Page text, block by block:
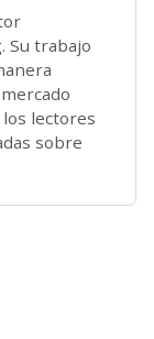
Su trabajo
lectores
sobre